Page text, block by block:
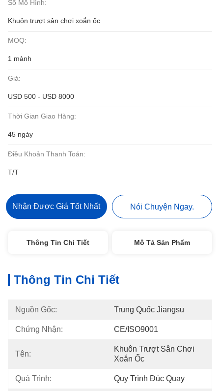
Số Mô Hình:
Khuôn trượt sân chơi xoắn ốc
MOQ:
1 mảnh
Giá:
USD 500 - USD 8000
Thời Gian Giao Hàng:
45 ngày
Điều Khoản Thanh Toán:
T/T
Nhận Được Giá Tốt Nhất Nói Chuyện Ngay.
Thông Tin Chi Tiết Mô Tả Sản Phẩm
Thông Tin Chi Tiết
Nguồn Gốc: Trung Quốc Jiangsu
Chứng Nhận: CE/ISO9001
Tên:
Khuôn Trượt Sân Chơi
Xoắn Ốc
Quá Trình: Quy Trình Đúc Quay